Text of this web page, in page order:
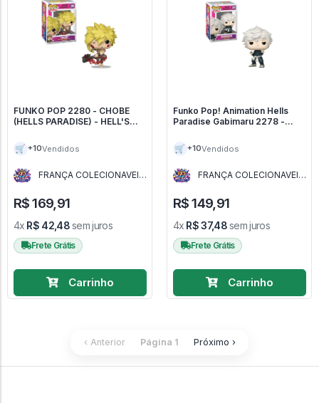
FUNKO POP 2280 - CHOBE
(HELLS PARADISE) - HELL'S
🛒 +10Vendidos
FRANÇA COLECIONAVEIS
R$ 169,91
4x R$ 42,48sem juros
Frete Grátis
Carrinho
Funko Pop! Animation Hells
Paradise Gabimaru 2278 -
🛒 +10Vendidos
FRANÇA COLECIONAVEIS
R$ 149,91
4x R$ 37,48sem juros
Frete Grátis
Carrinho
‹ Anterior Página 1 Próximo ›